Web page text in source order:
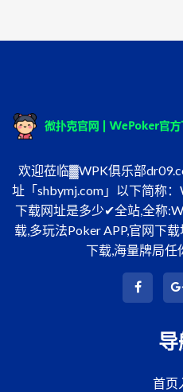
欢迎莅临▓WPK俱乐部
址「shbymj.com」以下简称
下载网址是多少✔全站,全称
载,多玩法Poker APP,官网下
下载,海量牌局任
首页